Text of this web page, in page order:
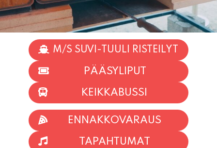
M/S SUVI-TUULI RISTEILYT
PÄÄSYLIPUT
KEIKKABUSSI
ENNAKKOVARAUS
TAPAHTUMAT
INFO